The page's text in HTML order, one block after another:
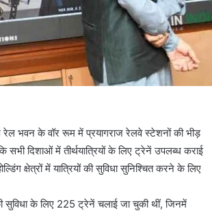
भवन के वॉर रूम में प्रयागराज रेलवे स्टेशनों की भीड़
सभी दिशाओं में तीर्थयात्रियों के लिए ट्रेनें उपलब्ध कराई
क्षेत्रों में यात्रियों की सुविधा सुनिश्चित करने के लिए
के लिए 225 ट्रेनें चलाई जा चुकी थीं, जिनमें